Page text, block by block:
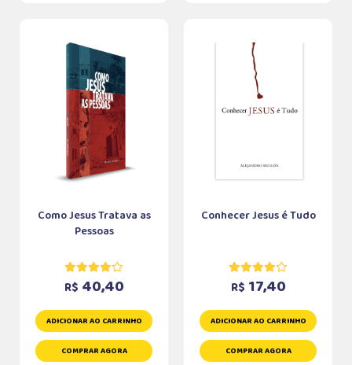
Como Jesus Tratava as
Pessoas
R$ 40,40
ADICIONAR AO CARRINHO
COMPRAR AGORA
Conhecer Jesus é Tudo
R$ 17,40
ADICIONAR AO CARRINHO
COMPRAR AGORA